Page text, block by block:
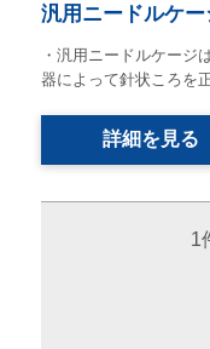
汎用ニードルケ
・汎用ニードルケージ
器によって針状ころを
詳細を見る
1